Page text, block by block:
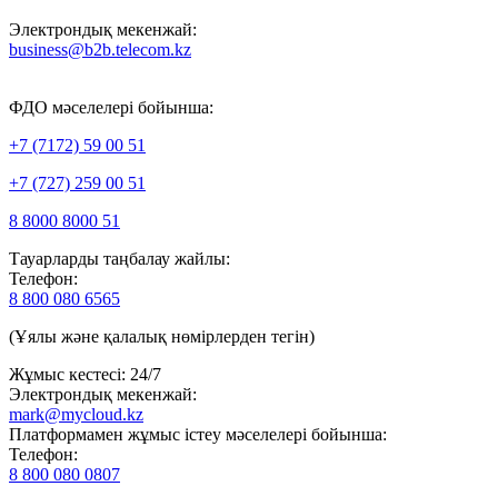
Электрондық мекенжай:
business@b2b.telecom.kz
ФДО мәселелері бойынша:
+7 (7172) 59 00 51
+7 (727) 259 00 51
8 8000 8000 51
Тауарларды таңбалау жайлы:
Телефон:
8 800 080 6565
(Ұялы және қалалық нөмірлерден тегін)
Жұмыс кестесі: 24/7
Электрондық мекенжай:
mark@mycloud.kz
Платформамен жұмыс істеу мәселелері бойынша:
Телефон:
8 800 080 0807